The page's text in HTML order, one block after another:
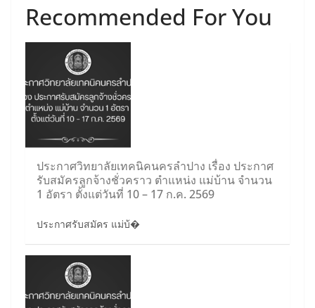
Recommended For You
ประกาศวิทยาลัยเทคนิคนครลำปาง เรื่อง ประกาศ
รับสมัครลูกจ้างชั่วคราว ตำแหน่ง แม่บ้าน จำนวน
1 อัตรา ตั้งแต่วันที่ 10 – 17 ก.ค. 2569
ประกาศรับสมัคร แม่บ้�